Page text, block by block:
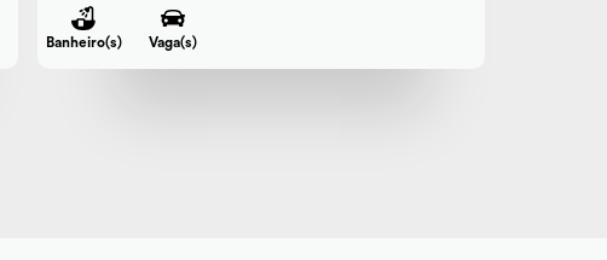
Banheiro(s) Vaga(s)